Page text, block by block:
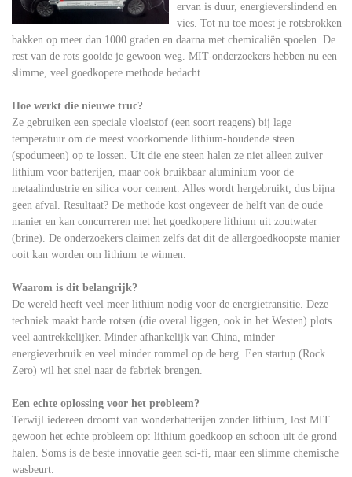
ervan is duur, energieverslindend en
vies. Tot nu toe moest je rotsbrokken
bakken op meer dan 1000 graden en daarna met chemicaliën spoelen. De
rest van de rots gooide je gewoon weg. MIT-onderzoekers hebben nu een
slimme, veel goedkopere methode bedacht.
Hoe werkt die nieuwe truc?
Ze gebruiken een speciale vloeistof (een soort reagens) bij lage
temperatuur om de meest voorkomende lithium-houdende steen
(spodumeen) op te lossen. Uit die ene steen halen ze niet alleen zuiver
lithium voor batterijen, maar ook bruikbaar aluminium voor de
metaalindustrie en silica voor cement. Alles wordt hergebruikt, dus bijna
geen afval. Resultaat? De methode kost ongeveer de helft van de oude
manier en kan concurreren met het goedkopere lithium uit zoutwater
(brine). De onderzoekers claimen zelfs dat dit de allergoedkoopste manier
ooit kan worden om lithium te winnen.
Waarom is dit belangrijk?
De wereld heeft veel meer lithium nodig voor de energietransitie. Deze
techniek maakt harde rotsen (die overal liggen, ook in het Westen) plots
veel aantrekkelijker. Minder afhankelijk van China, minder
energieverbruik en veel minder rommel op de berg. Een startup (Rock
Zero) wil het snel naar de fabriek brengen.
Een echte oplossing voor het probleem?
Terwijl iedereen droomt van wonderbatterijen zonder lithium, lost MIT
gewoon het echte probleem op: lithium goedkoop en schoon uit de grond
halen. Soms is de beste innovatie geen sci-fi, maar een slimme chemische
wasbeurt.